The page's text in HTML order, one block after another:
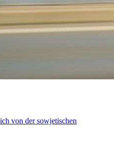
von der sowjetischen